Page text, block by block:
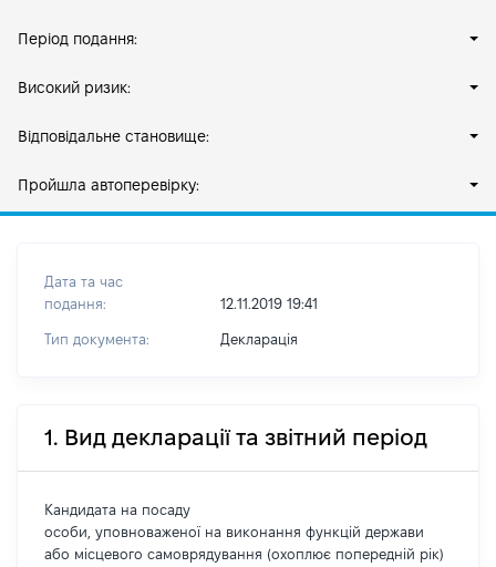
Період подання:
Високий ризик:
Відповідальне становище:
Пройшла автоперевірку:
Дата та час
подання:
12.11.2019 19:41
Тип документа: Декларація
1. Вид декларації та звітний період
Кандидата на посаду
особи, уповноваженої на виконання функцій держави
або місцевого самоврядування (охоплює попередній рік)